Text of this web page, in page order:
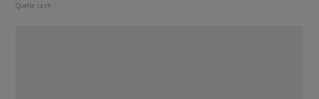
Quelle: cash